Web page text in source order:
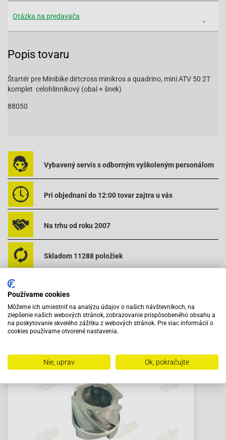
Otázka na predavača
Popis tovaru
Štartér pre Minibike dirtcross minikros a quadrino, mini ATV 50 2T
komplet celohlinníkový (obal + šnek)
88050
Vybavený servis s odborným vyškoleným personálom
Pri objednaní do 12:00 tovar zajtra u vás
Na trhu od roku 2007
Skladom 11288 položiek
Používame cookies
Môžeme ich umiestniť na analýzu údajov o našich návštevníkoch, na
zlepšenie našich webových stránok, zobrazovanie prispôsobeného obsahu a
na poskytovanie skvelého zážitku z webových stránok. Pre viac informácií o
cookies používame otvorené nastavenia.
Nie, uprav Ok, pokračujte